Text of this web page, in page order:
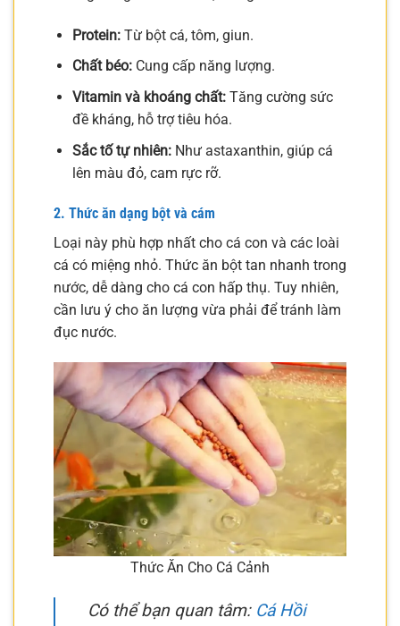
Protein:Từ bột cá, tôm, giun.
Chất béo:Cung cấp năng lượng.
Vitamin và khoáng chất:Tăng cường sức
đề kháng, hỗ trợ tiêu hóa.
Sắc tố tự nhiên:Như astaxanthin, giúp cá
lên màu đỏ, cam rực rỡ.
2. Thức ăn dạng bột và cám
Loại này phù hợp nhất cho cá con và các loài
cá có miệng nhỏ. Thức ăn bột tan nhanh trong
nước, dễ dàng cho cá con hấp thụ. Tuy nhiên,
cần lưu ý cho ăn lượng vừa phải để tránh làm
đục nước.
Thức Ăn Cho Cá Cảnh
Có thể bạn quan tâm: Cá Hồi